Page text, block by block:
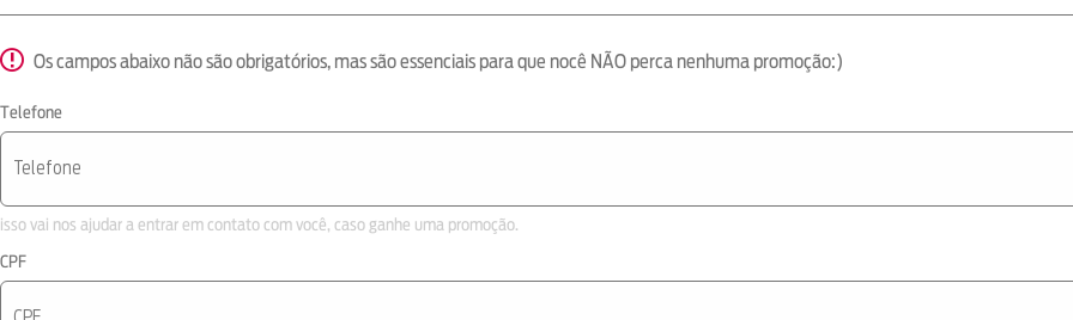
Os campos abaixo não são obrigatórios, mas são essenciais para que nocê NÃO perca nenhuma promoção:)
Telefone
isso vai nos ajudar a entrar em contato com você, caso ganhe uma promoção.
CPF